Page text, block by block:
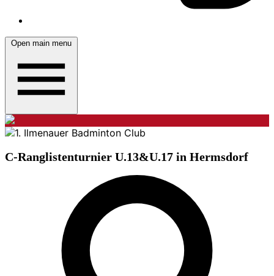
Open main menu
C-Ranglistenturnier U.13&U.17 in Hermsdorf